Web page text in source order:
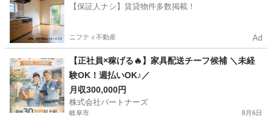
【保証人ナシ】賃貸物件多数掲載！
ニフティ不動産 Ad
【正社員×稼げる🔥】家具配送チーフ候補 ＼未経
験OK！週払いOK♪／
月収300,000円
株式会社パートナーズ
岐阜市 8月6日